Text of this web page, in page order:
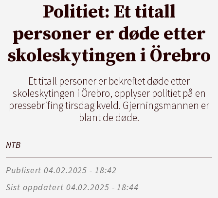
Politiet: Et titall
personer er døde etter
skoleskytingen i Örebro
Et titall personer er bekreftet døde etter
skoleskytingen i Örebro, opplyser politiet på en
pressebrifing tirsdag kveld. Gjerningsmannen er
blant de døde.
NTB
Publisert
04.02.2025 - 18:42
Sist oppdatert
04.02.2025 - 18:44